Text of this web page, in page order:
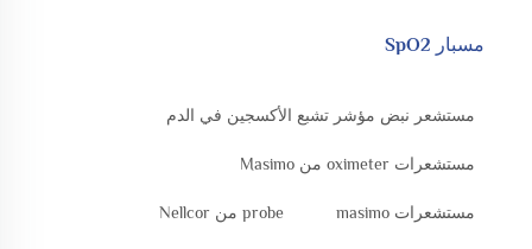
مسبار SpO2
مستشعر نبض مؤشر تشبع الأكسجين في الدم
مستشعرات oximeter من Masimo
مستشعرات masimo probe من Nellcor